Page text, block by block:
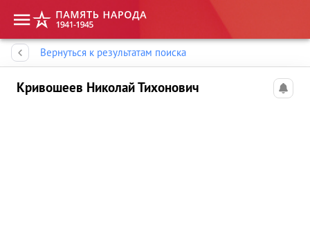
Вернуться к результатам поиска
Кривошеев Николай Тихонович
Память народа